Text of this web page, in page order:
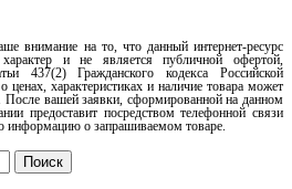
внимание на то, что данный интернет-ресурс
и не является публичной офертой,
437(2) Гражданского кодекса Российской
характеристиках и наличие товара может
После вашей заявки, сформированной на данном
предоставит посредством телефонной связи
информацию о запрашиваемом товаре.
Поиск